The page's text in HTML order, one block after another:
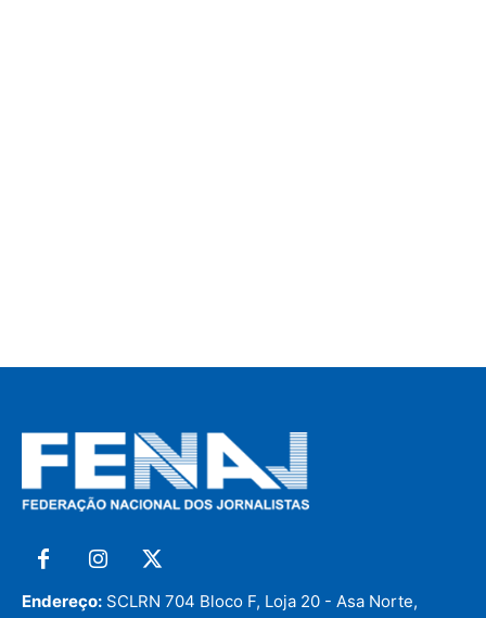
Endereço: SCLRN 704 Bloco F, Loja 20 - Asa Norte,